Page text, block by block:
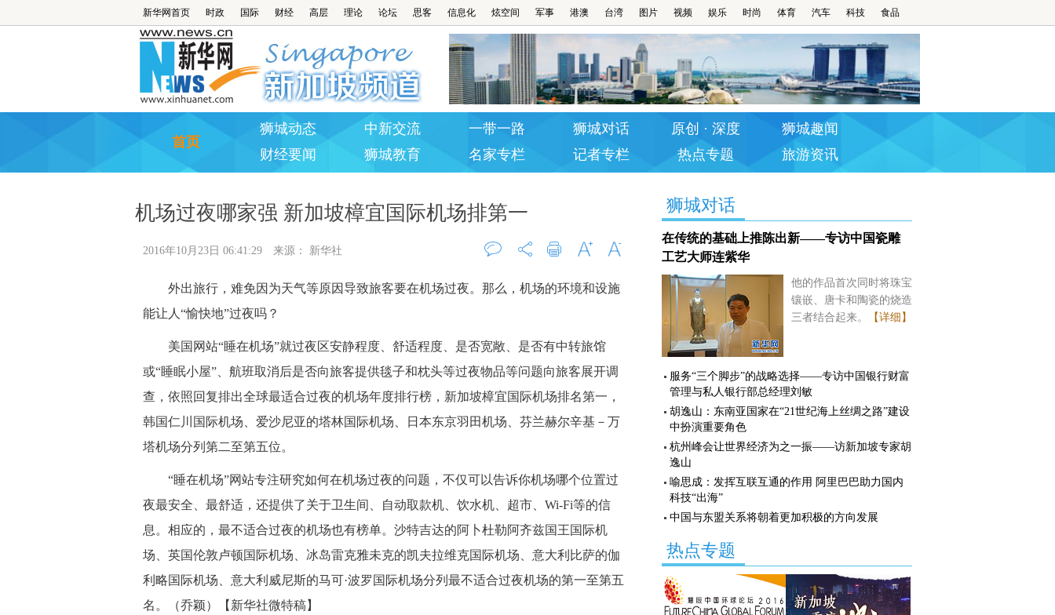
新华网首页 时政 国际 财经 高层 理论 论坛 思客 信息化 炫空间 军事 港澳 台湾 图片 视频 娱乐 时尚 体育 汽车 科技 食品
首页
狮城动态 中新交流 一带一路 狮城对话 原创 · 深度
狮城趣闻
财经要闻
狮城教育 名家专栏 记者专栏 热点专题 旅游资讯
狮城对话
在传统的基础上推陈出新——专访中国瓷雕
工艺大师连紫华
他的作品首次同时将珠宝
镶嵌、唐卡和陶瓷的烧造
三者结合起来。
【详细】
服务“三个脚步”的战略选择——专访中国银行财富
管理与私人银行部总经理刘敏
胡逸山：东南亚国家在“21世纪海上丝绸之路”建设
中扮演重要角色
杭州峰会让世界经济为之一振——访新加坡专家胡
逸山
喻思成：发挥互联互通的作用 阿里巴巴助力国内
科技“出海”
中国与东盟关系将朝着更加积极的方向发展
热点专题
机场过夜哪家强 新加坡樟宜国际机场排第一
2016年10月23日 06:41:29 来源： 新华社
评论 打印 字大 字小
外出旅行，难免因为天气等原因导致旅客要在机场过夜。那么，机场的环境和设施
能让人“愉快地”过夜吗？
美国网站“睡在机场”就过夜区安静程度、舒适程度、是否宽敞、是否有中转旅馆
或“睡眠小屋”、航班取消后是否向旅客提供毯子和枕头等过夜物品等问题向旅客展开调
查，依照回复排出全球最适合过夜的机场年度排行榜，新加坡樟宜国际机场排名第一，
韩国仁川国际机场、爱沙尼亚的塔林国际机场、日本东京羽田机场、芬兰赫尔辛基－万
塔机场分列第二至第五位。
“睡在机场”网站专注研究如何在机场过夜的问题，不仅可以告诉你机场哪个位置过
夜最安全、最舒适，还提供了关于卫生间、自动取款机、饮水机、超市、Wi-Fi等的信
息。相应的，最不适合过夜的机场也有榜单。沙特吉达的阿卜杜勒阿齐兹国王国际机
场、英国伦敦卢顿国际机场、冰岛雷克雅未克的凯夫拉维克国际机场、意大利比萨的伽
利略国际机场、意大利威尼斯的马可·波罗国际机场分列最不适合过夜机场的第一至第五
名。（乔颖）【新华社微特稿】